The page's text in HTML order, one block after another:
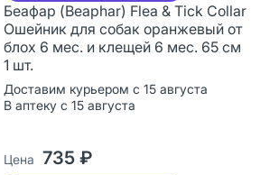
Беафар (Beaphar) Flea & Tick Collar
Ошейник для собак оранжевый от
блох 6 мес. и клещей 6 мес. 65 см
1 шт.
Доставим курьером с 15 августа
В аптеку с 15 августа
Цена 735 ₽